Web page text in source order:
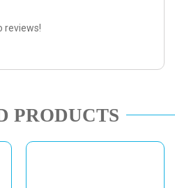
reviews!
PRODUCTS